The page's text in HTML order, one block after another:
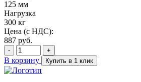
125 мм
Нагрузка
300 кг
Цена (с НДС):
887 руб.
- +
В корзину Купить в 1 клик